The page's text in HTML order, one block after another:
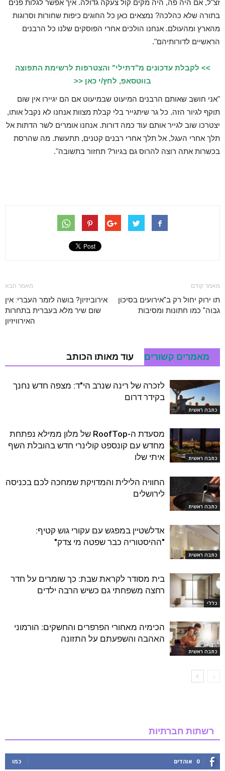
זצ"ל, אם היה פה, היה מקים קול צעקה גדולה. איך אפשר לגלות פנים
בתורה שלא כהלכה? נמצאים כאן כל החוגים כיפות שחורות וסרוגות
מהארץ ומהעולם. אנחנו הולכים אחרי הפוסקים שלנו כל הרבנים
הראשיים לדורותיהם".
>> לקבלת עדכונים מ"דתילי" והצטרפות לרשימת התפוצה
בווטסאפ, לחץ/י כאן <<
"אני חושב שאותם הרבנים המיעוט שבמיעוט אם הם יגיירו אין שום
תוקף לגיור הזה. כל גר שיתגייר בלי קבלת מצוות אנחנו לא נקבל אותו,
יצטרכו שוב לגייר אותם עוד כמה דורות. אנחנו אומרים לשר הדתות אל
תלך אחרי העגל, אל תלך אחרי רבנים קטנים, תתעשת. מה שהרסת
בכשרות אתה רוצה להרוס גם בגיור? תחזור בתשובה".
מאמר קודם
תו ירוק יחול רק ב"אירועים בסיכון
גבוה" כמו חתונות ומסיבות
מאמר הבא
אירוביזיון? בושה לזמר העברי: אין
שום שיר מלא בעברית בתחרות
האירוויזיון
מאמרים קשורים עוד מאותו הכותב
כתבה ראשית
לזכרה של רינה שנרב הי"ד: מצפה חדש נחנך
בקידר דרום
כתבה ראשית
מסעדת ה-RoofTop של מלון ממילא נפתחת
מחדש עם קונספט קולינרי חדש בהובלת השף
איתי שלו
כתבה ראשית
החוויה הלילית והמדויקת שמחכה לכם בכניסה
לירושלים
כתבה ראשית
אדלשטיין במפגש עם עקורי גוש קטיף:
"ההיסטוריה כבר שפטה מי צדק"
כללי
בית מסודר לקראת שבת: כך שומרים על חדר
רחצה משפחתי גם כשיש הרבה ילדים
כתבה ראשית
הכימיה מאחורי הפרפרים והחשקים: הורמוני
האהבה והשפעתם על התזונה
רשתות חברתיות
0 אוהדים כמו